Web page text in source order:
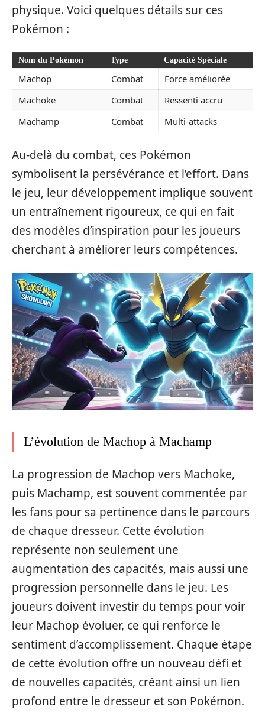
physique. Voici quelques détails sur ces
Pokémon :
Nom du Pokémon Type Capacité Spéciale
Machop Combat
Force améliorée
Machoke
Combat
Ressenti accru
Machamp
Combat Multi-attacks
Au-delà du combat, ces Pokémon
symbolisent la persévérance et l’effort. Dans
le jeu, leur développement implique souvent
un entraînement rigoureux, ce qui en fait
des modèles d’inspiration pour les joueurs
cherchant à améliorer leurs compétences.
L’évolution de Machop à Machamp
La progression de Machop vers Machoke,
puis Machamp, est souvent commentée par
les fans pour sa pertinence dans le parcours
de chaque dresseur. Cette évolution
représente non seulement une
augmentation des capacités, mais aussi une
progression personnelle dans le jeu. Les
joueurs doivent investir du temps pour voir
leur Machop évoluer, ce qui renforce le
sentiment d’accomplissement. Chaque étape
de cette évolution offre un nouveau défi et
de nouvelles capacités, créant ainsi un lien
profond entre le dresseur et son Pokémon.